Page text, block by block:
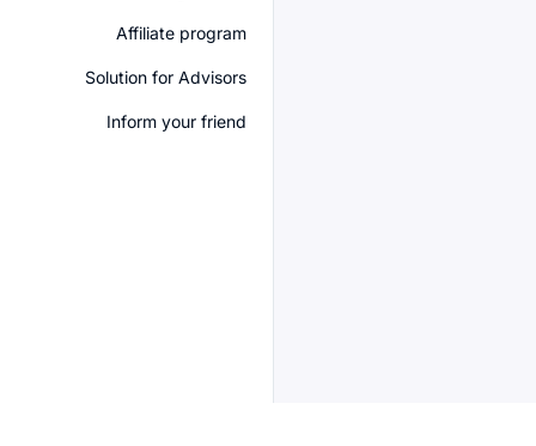
Affiliate program
Solution for Advisors
Inform your friend